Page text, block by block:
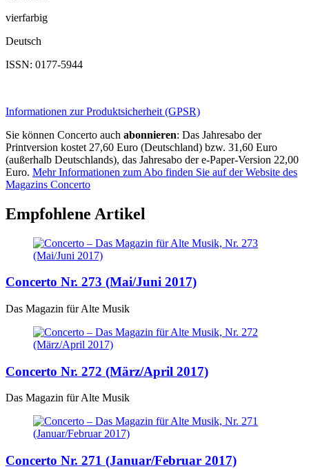
vierfarbig
Deutsch
ISSN: 0177-5944
Informationen zur Produktsicherheit (GPSR)
Sie können Concerto auch abonnieren: Das Jahresabo der
Printversion kostet 27,60 Euro (Deutschland) bzw. 31,60 Euro
(außerhalb Deutschlands), das Jahresabo der e-Paper-Version 22,00
Euro. Mehr Informationen zum Abo finden Sie auf der Website des
Magazins Concerto
Empfohlene Artikel
Concerto Nr. 273 (Mai/Juni 2017)
Das Magazin für Alte Musik
Concerto Nr. 272 (März/April 2017)
Das Magazin für Alte Musik
Concerto Nr. 271 (Januar/Februar 2017)